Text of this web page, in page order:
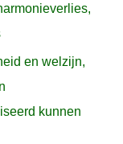
en welzijn,
kunnen